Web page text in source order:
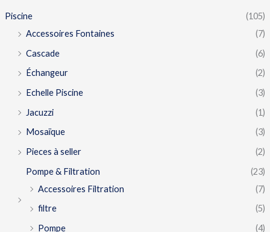
Piscine
(105)
Accessoires Fontaines
(7)
Cascade
(6)
Échangeur
(2)
Echelle Piscine
(3)
Jacuzzi
(1)
Mosaïque
(3)
Pieces à seller
(2)
Pompe & Filtration
(23)
Accessoires Filtration
(7)
filtre
(5)
Pompe
(4)